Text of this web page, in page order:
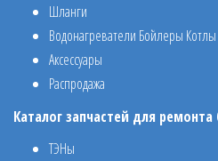
Шланги
Водонагреватели Бойлеры Котлы
Аксессуары
Распродажа
Каталог запчастей для
ТЭНы